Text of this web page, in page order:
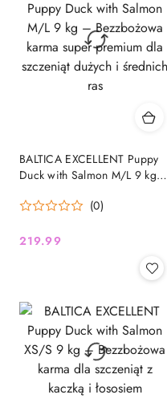
BALTICA EXCELLENT Puppy
Duck with Salmon M/L 9 kg –
premium dla szczeniąt dużych
(0)
Cena:
219.99